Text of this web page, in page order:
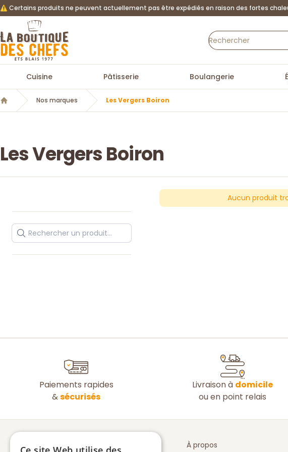
⚠️ Certains produits ne peuvent actuellement pas être expédiés en raison des fortes
La Boutique des chefs
Cuisine Pâtisserie Boulangerie
Accueil
Nos marques Les Vergers Boiron
Les Vergers Boiron
Aucun produit
Paiements rapides
&sécurisés
Livraison à domicile
ou en point relais
À propos